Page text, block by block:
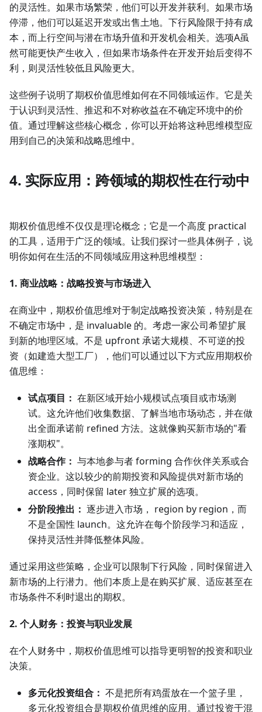
的灵活性。如果市场繁荣，他们可以开发并获利。如果市场
停滞，他们可以延迟开发或出售土地。下行风险限于持有成
本，而上行空间与潜在市场升值和开发机会相关。选项A虽
然可能更快产生收入，但如果市场条件在开发开始后变得不
利，则灵活性较低且风险更大。
这些例子说明了期权价值思维如何在不同领域运作。它是关
于认识到灵活性、推迟和不对称收益在不确定环境中的价
值。通过理解这些核心概念，你可以开始将这种思维模型应
用到自己的决策和战略思维中。
4. 实际应用：跨领域的期权性在行动中
期权价值思维不仅仅是理论概念；它是一个高度 practical
的工具，适用于广泛的领域。让我们探讨一些具体例子，说
明你如何在生活的不同领域应用这种思维模型：
1. 商业战略：战略投资与市场进入
在商业中，期权价值思维对于制定战略投资决策，特别是在
不确定市场中，是 invaluable 的。考虑一家公司希望扩展
到新的地理区域。不是 upfront 承诺大规模、不可逆的投
资（如建造大型工厂），他们可以通过以下方式应用期权价
值思维：
试点项目： 在新区域开始小规模试点项目或市场测
试。这允许他们收集数据、了解当地市场动态，并在做
出全面承诺前 refined 方法。这就像购买新市场的"看
涨期权"。
战略合作： 与本地参与者 forming 合作伙伴关系或合
资企业。这以较少的前期投资和风险提供对新市场的
access，同时保留 later 独立扩展的选项。
分阶段推出： 逐步进入市场， region by region，而
不是全国性 launch。这允许在每个阶段学习和适应，
保持灵活性并降低整体风险。
通过采用这些策略，企业可以限制下行风险，同时保留进入
新市场的上行潜力。他们本质上是在购买扩展、适应甚至在
市场条件不利时退出的期权。
2. 个人财务：投资与职业发展
在个人财务中，期权价值思维可以指导更明智的投资和职业
决策。
多元化投资组合： 不是把所有鸡蛋放在一个篮子里，
多元化投资组合是期权价值思维的应用。通过投资于混